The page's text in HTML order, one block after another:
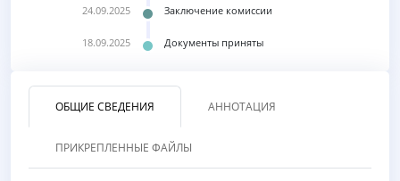
24.09.2025 Заключение комиссии
18.09.2025 Документы приняты
ОБЩИЕ СВЕДЕНИЯ АННОТАЦИЯ
ПРИКРЕПЛЕННЫЕ ФАЙЛЫ